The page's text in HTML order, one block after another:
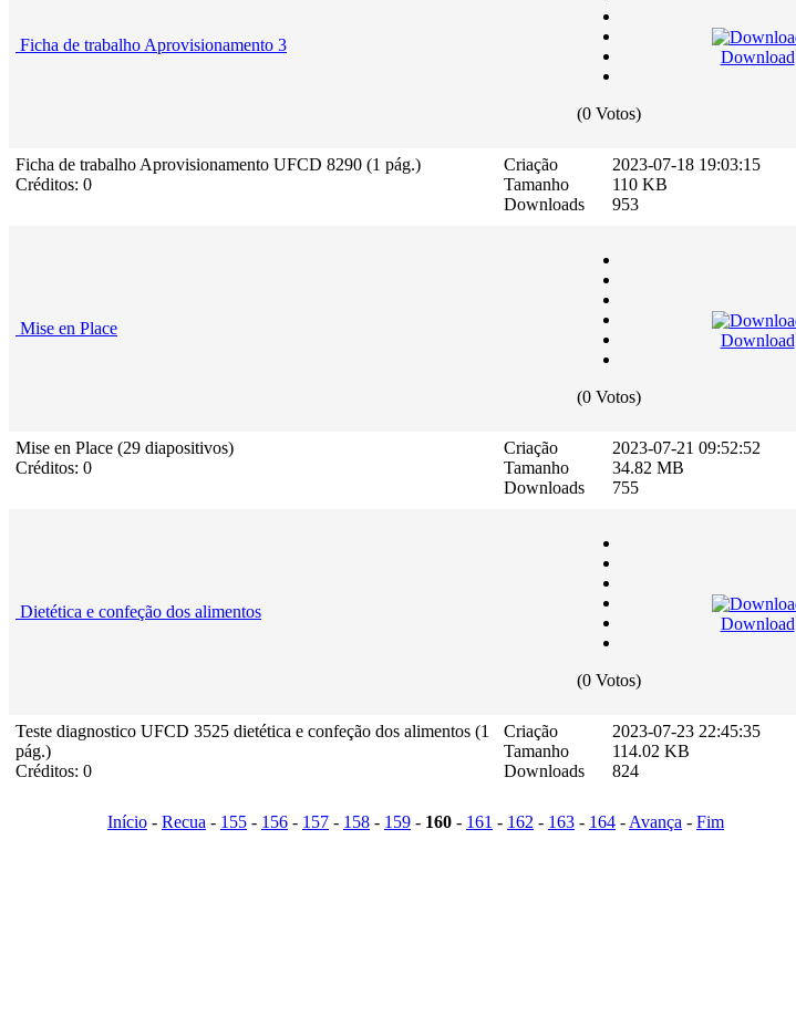
Ficha de trabalho Aprovisionamento 3
(0 Votos)
Download
Ficha de trabalho Aprovisionamento UFCD 8290 (1 pág.)
Créditos: 0
Criação
Tamanho
Downloads
2023-07-18 19:03:15
110 KB
953
Mise en Place
(0 Votos)
Download
Mise en Place (29 diapositivos)
Créditos: 0
Criação
Tamanho
Downloads
2023-07-21 09:52:52
34.82 MB
755
Dietética e confeção dos alimentos
(0 Votos)
Download
Teste diagnostico UFCD 3525 dietética e confeção dos alimentos (1
pág.)
Créditos: 0
Criação
Tamanho
Downloads
2023-07-23 22:45:35
114.02 KB
824
Início - Recua - 155 - 156 - 157 - 158 - 159 - 160 - 161 - 162 - 163 - 164 -Avança - Fim